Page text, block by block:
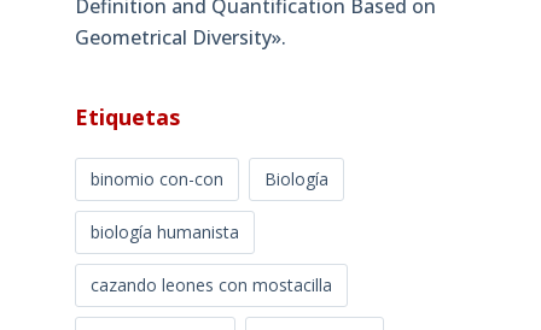
Definition and Quantification Based on
Geometrical Diversity»​.
Etiquetas
binomio con-con Biología
biología humanista
cazando leones con mostacilla